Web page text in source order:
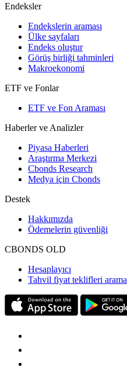
Endeksler
Endekslerin araması
Ülke sayfaları
Endeks oluştur
Görüş birliği tahminleri
Makroekonomi
ETF ve Fonlar
ETF ve Fon Araması
Haberler ve Analizler
Piyasa Haberleri
Araştırma Merkezi
Cbonds Research
Medya için Cbonds
Destek
Hakkımızda
Ödemelerin güvenliği
CBONDS OLD
Hesaplayıcı
Tahvil fiyat teklifleri arama